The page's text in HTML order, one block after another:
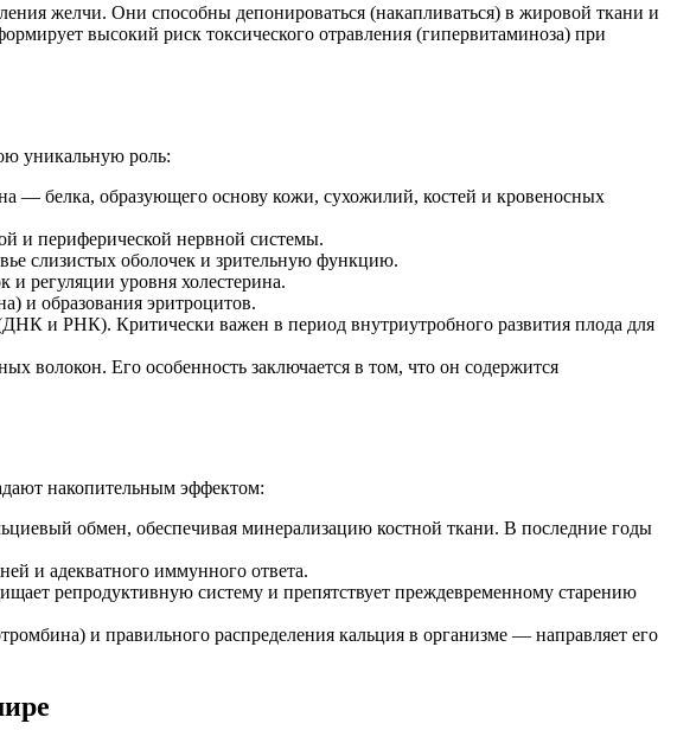
желчи. Они способны депонироваться (накапливаться) в жировой ткани и
высокий риск токсического отравления (гипервитаминоза) при
уникальную роль:
— белка, образующего основу кожи, сухожилий, костей и кровеносных
и периферической нервной системы.
слизистых оболочек и зрительную функцию.
регуляции уровня холестерина.
и образования эритроцитов.
и РНК). Критически важен в период внутриутробного развития плода для
волокон. Его особенность заключается в том, что он содержится
накопительным эффектом:
обмен, обеспечивая минерализацию костной ткани. В последние годы
и адекватного иммунного ответа.
репродуктивную систему и препятствует преждевременному старению
и правильного распределения кальция в организме — направляет его